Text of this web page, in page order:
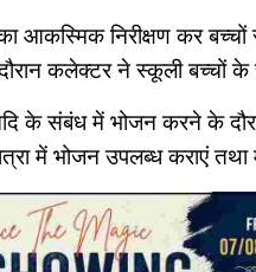
आकस्मिक निरीक्षण कर
कलेक्टर ने स्कूली बच्चों
के संबंध में भोजन करने के
में भोजन उपलब्ध कराएं